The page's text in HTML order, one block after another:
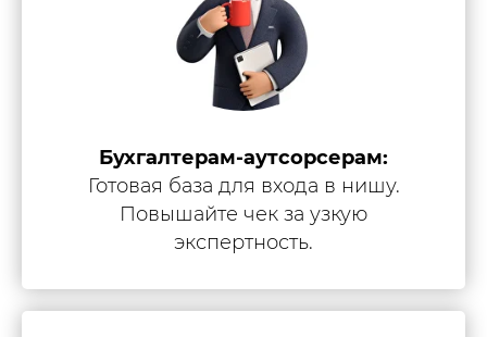
Бухгалтерам-аутсорсерам:
Готовая база для входа в нишу.
Повышайте чек за узкую
экспертность.